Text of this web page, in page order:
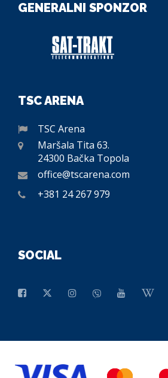
GENERALNI SPONZOR
TSC ARENA
TSC Arena
Maršala Tita 63.
24300 Bačka Topola
office@tscarena.com
+381 24 267 979
SOCIAL